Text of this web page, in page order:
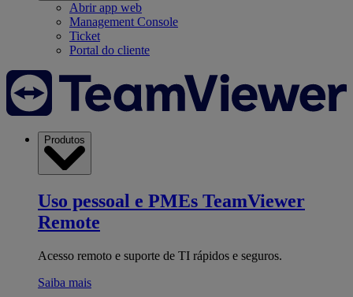
Abrir app web
Management Console
Ticket
Portal do cliente
Produtos
Uso pessoal e PMEs TeamViewer
Remote
Acesso remoto e suporte de TI rápidos e seguros.
Saiba mais